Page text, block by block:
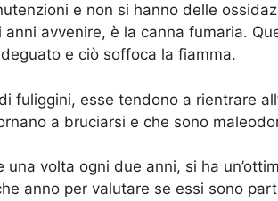
e non si hanno delle
avvenire, è la canna fumaria.
e ciò soffoca la fiamma.
esse tendono a rientrare
a bruciarsi e che sono
volta ogni due anni, si ha
anno per valutare se essi sono